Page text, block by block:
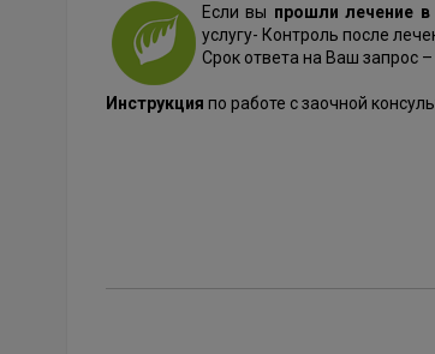
Если вы прошли лечение
услугу- Контроль после
Срок ответа на Ваш запрос –
Инструкция по работе с заочной